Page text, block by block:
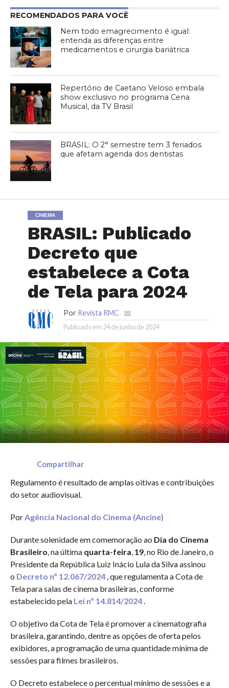
RECOMENDADOS PARA VOCÊ
Nem todo emagrecimento é igual:
entenda as diferenças entre
medicamentos e cirurgia bariátrica
Repertório de Caetano Veloso embala
show exclusivo no programa Cena
Musical, da TV Brasil
BRASIL: O 2° semestre tem 3 feriados
que afetam agenda dos dentistas
CINEMA
BRASIL: Publicado
Decreto que
estabelece a Cota
de Tela para 2024
Por Revista RMC
Publicado em 24 de junho de 2024
Compartilhar
Regulamento é resultado de amplas oitivas e contribuições
do setor audiovisual.
Por Agência Nacional do Cinema (Ancine)
Durante solenidade em comemoração ao Dia do Cinema
Brasileiro , na última quarta-feira 19, no Rio de Janeiro, o
Presidente da República Luiz Inácio Lula da Silva assinou
o Decreto nº 12.067/2024 , que regulamenta a Cota de
Tela para salas de cinema brasileiras, conforme
estabelecido pela Lei nº 14.814/2024
O objetivo da Cota de Tela é promover a cinematografia
brasileira, garantindo, dentre as opções de oferta pelos
exibidores, a programação de uma quantidade mínima de
sessões para filmes brasileiros.
O Decreto estabelece o percentual mínimo de sessões e a